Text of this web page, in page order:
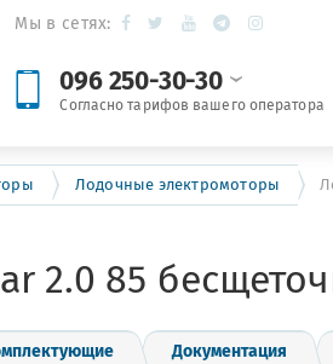
Мы в сетях:
096 250-30-30
Согласно тарифов вашего оператора
Лодочные электромоторы
2.0 85
Документация